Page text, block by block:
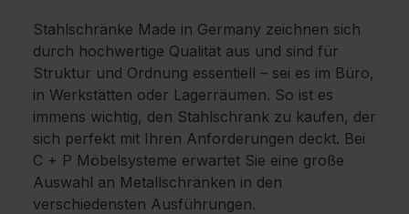
Stahlschränke Made in Germany zeichnen sich
durch hochwertige Qualität aus und sind für
Struktur und Ordnung essentiell – sei es im Büro,
in Werkstätten oder Lagerräumen. So ist es
immens wichtig, den Stahlschrank zu kaufen, der
sich perfekt mit Ihren Anforderungen deckt. Bei
C + P Möbelsysteme erwartet Sie eine große
Auswahl an Metallschränken in den
verschiedensten Ausführungen.